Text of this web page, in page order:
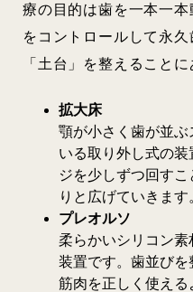
療の目的は歯を一本一
をコントロールして永
「土台」を整えることに
拡大床
顎が小さく歯が並ぶ
いる取り外し式の
ジを少しずつ回すこ
りと広げていきます
プレオルソ
柔らかいシリコン
装置です。歯並び
筋肉を正しく使え